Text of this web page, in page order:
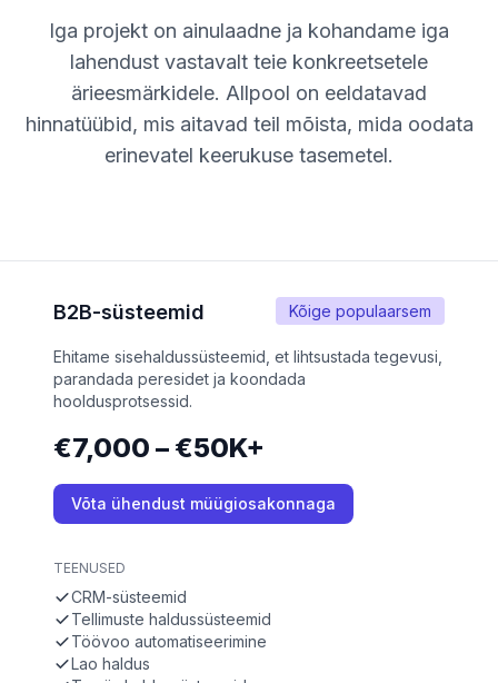
Iga projekt on ainulaadne ja kohandame iga
lahendust vastavalt teie konkreetsetele
ärieesmärkidele. Allpool on eeldatavad
hinnatüübid, mis aitavad teil mõista, mida oodata
erinevatel keerukuse tasemetel.
Kõige populaarsem
B2B-süsteemid
Ehitame sisehaldussüsteemid, et lihtsustada tegevusi,
parandada peresidet ja koondada
hooldusprotsessid.
€7,000 – €50K+
Võta ühendust müügiosakonnaga
TEENUSED
CRM-süsteemid
Tellimuste haldussüsteemid
Töövoo automatiseerimine
Lao haldus